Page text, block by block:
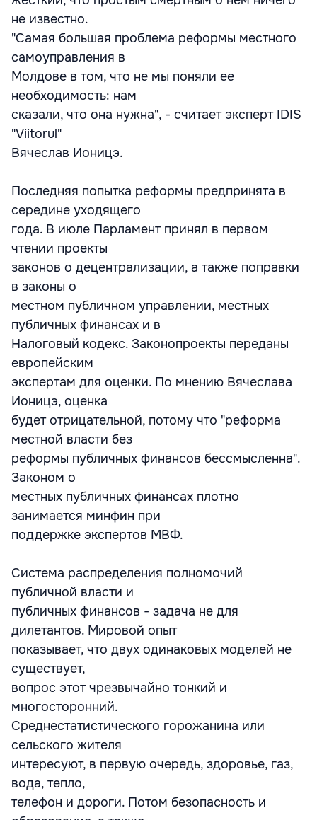
не известно.
"Самая большая проблема реформы местного
самоуправления в
Молдове в том, что не мы поняли ее
необходимость: нам
сказали, что она нужна", - считает эксперт IDIS
"Viitorul"
Вячеслав Ионицэ.
Последняя попытка реформы предпринята в
середине уходящего
года. В июле Парламент принял в первом
чтении проекты
законов о децентрализации, а также поправки
в законы о
местном публичном управлении, местных
публичных финансах и в
Налоговый кодекс. Законопроекты переданы
европейским
экспертам для оценки. По мнению Вячеслава
Ионицэ, оценка
будет отрицательной, потому что "реформа
местной власти без
реформы публичных финансов бессмысленна".
Законом о
местных публичных финансах плотно
занимается минфин при
поддержке экспертов МВФ.
Система распределения полномочий
публичной власти и
публичных финансов - задача не для
дилетантов. Мировой опыт
показывает, что двух одинаковых моделей не
существует,
вопрос этот чрезвычайно тонкий и
многосторонний.
Среднестатистического горожанина или
сельского жителя
интересуют, в первую очередь, здоровье, газ,
вода, тепло,
телефон и дороги. Потом безопасность и